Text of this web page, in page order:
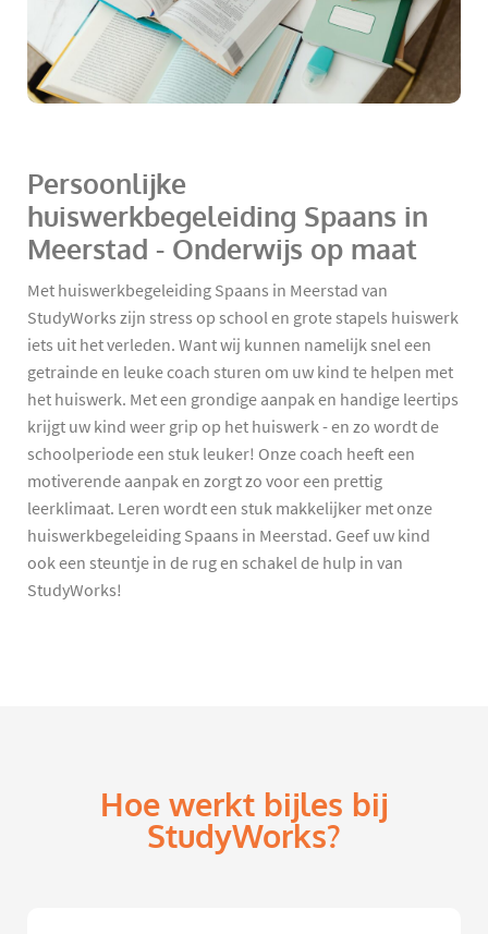
Persoonlijke
huiswerkbegeleiding Spaans in
Meerstad - Onderwijs op maat
Met huiswerkbegeleiding Spaans in Meerstad van
StudyWorks zijn stress op school en grote stapels huiswerk
iets uit het verleden. Want wij kunnen namelijk snel een
getrainde en leuke coach sturen om uw kind te helpen met
het huiswerk. Met een grondige aanpak en handige leertips
krijgt uw kind weer grip op het huiswerk - en zo wordt de
schoolperiode een stuk leuker! Onze coach heeft een
motiverende aanpak en zorgt zo voor een prettig
leerklimaat. Leren wordt een stuk makkelijker met onze
huiswerkbegeleiding Spaans in Meerstad. Geef uw kind
ook een steuntje in de rug en schakel de hulp in van
StudyWorks!
Hoe werkt bijles bij
StudyWorks?